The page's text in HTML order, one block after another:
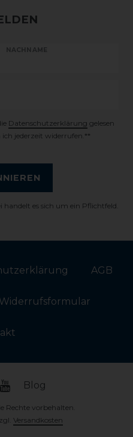
NACHNAME
Daten­schutz­erklärung gelesen
jederzeit widerrufen.**
handelt es sich um ein Pflichtfeld.
AGB
Widerrufs­formular
Blog
Rechte vorbehalten.
Versandkosten